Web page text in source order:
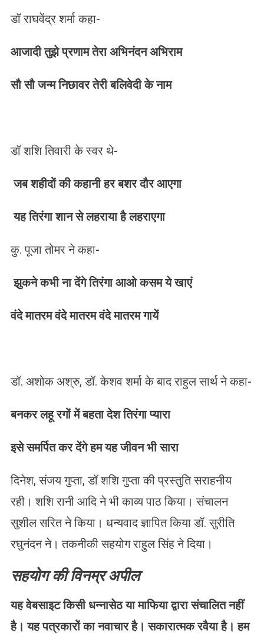
डॉ राघवेंद्र शर्मा कहा-
आजादी तुझे प्रणाम तेरा अभिनंदन अभिराम
सौ सौ जन्म निछावर तेरी बलिवेदी के नाम
डॉ शशि तिवारी के स्वर थे-
जब शहीदों की कहानी हर बशर दौर आएगा
यह तिरंगा शान से लहराया है लहराएगा
कु. पूजा तोमर ने कहा-
झुकने कभी ना देंगे तिरंगा आओ कसम ये खाएं
वंदे मातरम वंदे मातरम वंदे मातरम गायें
डॉ. अशोक अश्रु, डॉ. केशव शर्मा के बाद राहुल सार्थ ने कहा-
बनकर लहू रगों में बहता देश तिरंगा प्यारा
इसे समर्पित कर देंगे हम यह जीवन भी सारा
दिनेश, संजय गुप्ता, डॉ शशि गुप्ता की प्रस्तुति सराहनीय
रही। शशि रानी आदि ने भी काव्य पाठ किया। संचालन
सुशील सरित ने किया। धन्यवाद ज्ञापित किया डॉ. सुरीति
रघुनंदन ने। तकनीकी सहयोग राहुल सिंह ने दिया।
सहयोग की विनम्र अपील
यह वेबसाइट किसी धन्नासेठ या माफिया द्वारा संचालित नहीं
है। यह पत्रकारों का नवाचार है। सकारात्मक रवैया है। हम